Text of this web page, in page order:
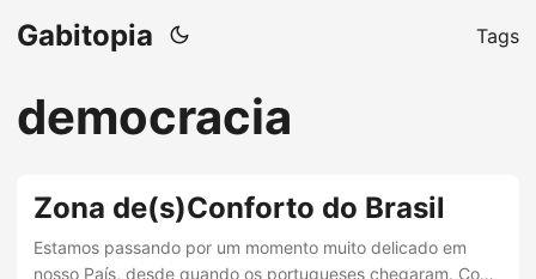
Gabitopia Tags
democracia
Zona de(s)Conforto do Brasil
Estamos passando por um momento muito delicado em
nosso País, desde quando os portugueses chegaram. Com